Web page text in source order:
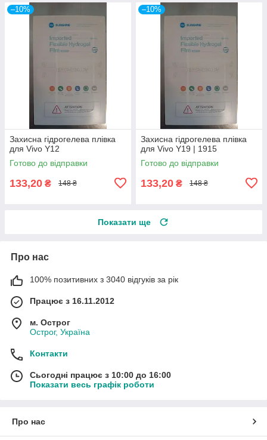
–10%
Захисна гідрогелева плівка
для Vivo Y12
Готово до відправки
133,20 ₴ 148 ₴
–10%
Захисна гідрогелева плівка
для Vivo Y19 | 1915
Готово до відправки
133,20 ₴ 148 ₴
Показати ще
Про нас
100% позитивних з 3040 відгуків за рік
Працює з 16.11.2012
м. Острог
Острог, Україна
Контакти
Сьогодні працює з 10:00 до 16:00
Показати весь графік роботи
Про нас